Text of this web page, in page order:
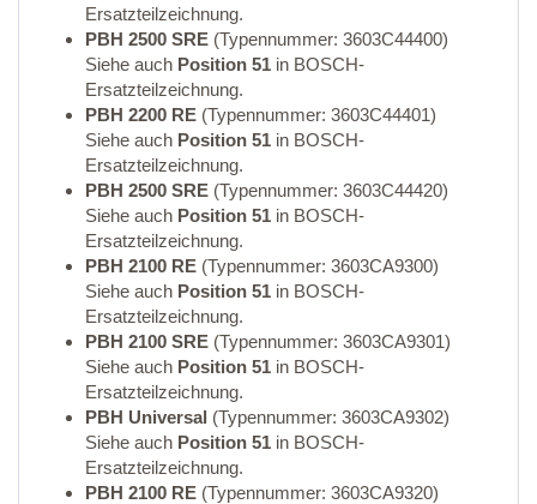
Ersatzteilzeichnung.
PBH 2500 SRE (Typennummer: 3603C44400)
Siehe auch Position 51 in BOSCH-
Ersatzteilzeichnung.
PBH 2200 RE (Typennummer: 3603C44401)
Siehe auch Position 51 in BOSCH-
Ersatzteilzeichnung.
PBH 2500 SRE (Typennummer: 3603C44420)
Siehe auch Position 51 in BOSCH-
Ersatzteilzeichnung.
PBH 2100 RE (Typennummer: 3603CA9300)
Siehe auch Position 51 in BOSCH-
Ersatzteilzeichnung.
PBH 2100 SRE (Typennummer: 3603CA9301)
Siehe auch Position 51 in BOSCH-
Ersatzteilzeichnung.
PBH Universal (Typennummer: 3603CA9302)
Siehe auch Position 51 in BOSCH-
Ersatzteilzeichnung.
PBH 2100 RE (Typennummer: 3603CA9320)